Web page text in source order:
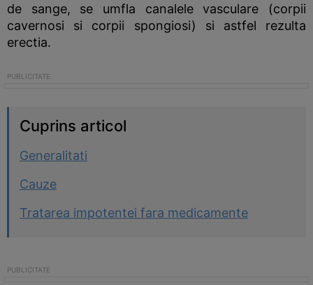
de sange, se umfla canalele vasculare (corpii
cavernosi si corpii spongiosi) si astfel rezulta
erectia.
Cuprins articol
Generalitati
Cauze
Tratarea impotentei fara medicamente